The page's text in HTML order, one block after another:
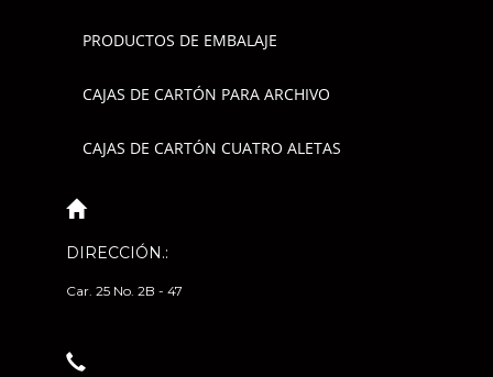
PRODUCTOS DE EMBALAJE
CAJAS DE CARTÓN PARA ARCHIVO
CAJAS DE CARTÓN CUATRO ALETAS
DIRECCIÓN.:
Car. 25 No. 2B - 47